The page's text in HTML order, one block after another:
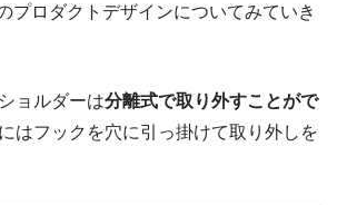
プロダクトデザインについてみていき
ョルダーは分離式で取り外すことがで
はフックを穴に引っ掛けて取り外しを